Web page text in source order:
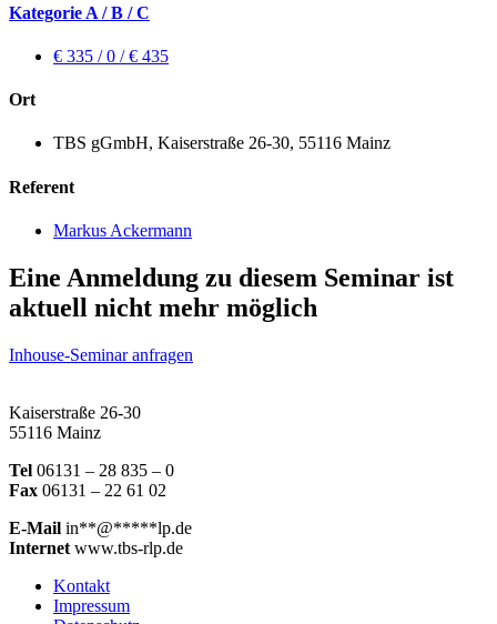
Kategorie A / B / C
€ 335 / 0 / € 435
Ort
TBS gGmbH, Kaiserstraße 26-30, 55116 Mainz
Referent
Markus Ackermann
Eine Anmeldung zu diesem Seminar ist
aktuell nicht mehr möglich
Inhouse-Seminar anfragen
Kaiserstraße 26-30
55116 Mainz
Tel 06131 – 28 835 – 0
Fax 06131 – 22 61 02
E-Mail in**@*****lp.de
Internet www.tbs-rlp.de
Kontakt
Impressum